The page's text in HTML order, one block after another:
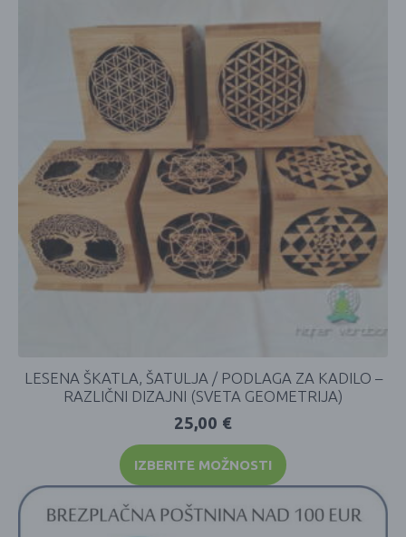
LESENA ŠKATLA, ŠATULJA / PODLAGA ZA KADILO –
RAZLIČNI DIZAJNI (SVETA GEOMETRIJA)
25,00 €
IZBERITE MOŽNOSTI